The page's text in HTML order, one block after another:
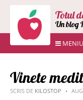
Totul
Un blog
MENIU
Vinete
SCRIS DE KILOSTOP